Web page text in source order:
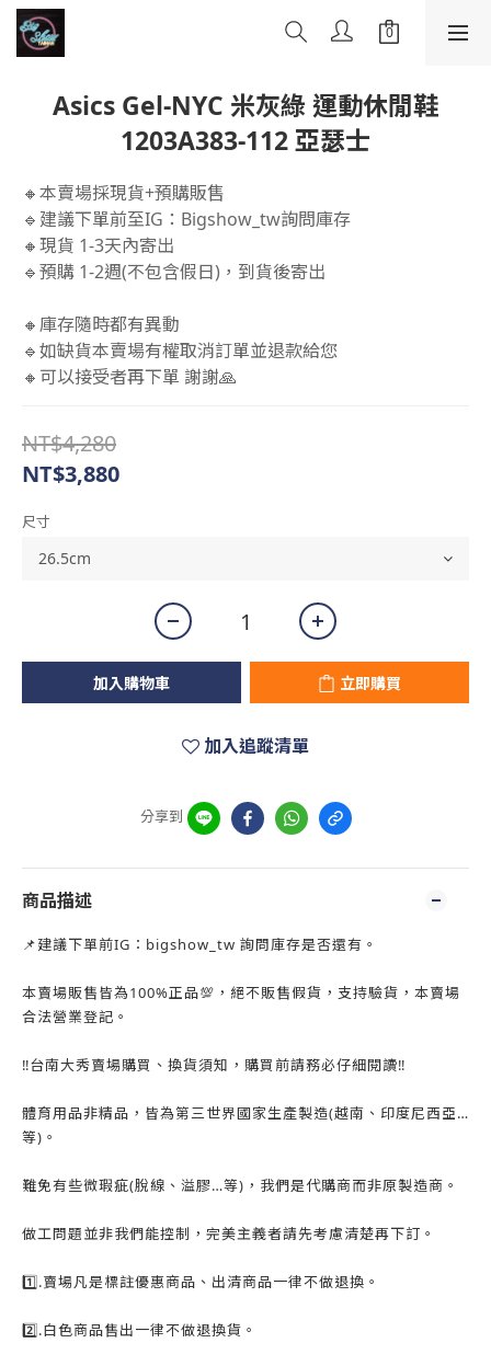
Asics Gel-NYC 米灰綠 運動休閒鞋
1203A383-112 亞瑟士
🔸本賣場採現貨+預購販售
🔹建議下單前至IG：Bigshow_tw詢問庫存
🔸現貨 1-3天內寄出
🔹預購 1-2週(不包含假日)，到貨後寄出
🔸庫存隨時都有異動
🔹如缺貨本賣場有權取消訂單並退款給您
🔸可以接受者再下單 謝謝🙏
NT$4,280
NT$3,880
尺寸
加入購物車 立即購買
加入追蹤清單
分享到
商品描述
📌建議下單前IG：bigshow_tw 詢問庫存是否還有。
本賣場販售皆為100%正品💯，絕不販售假貨，支持驗貨，本賣場
合法營業登記。
‼️台南大秀賣場購買、換貨須知，購買前請務必仔細閱讀‼️
體育用品非精品，皆為第三世界國家生產製造(越南、印度尼西亞…
等)。
難免有些微瑕疵(脫線、溢膠…等)，我們是代購商而非原製造商。
做工問題並非我們能控制，完美主義者請先考慮清楚再下訂。
1️⃣.賣場凡是標註優惠商品、出清商品一律不做退換。
2️⃣.白色商品售出一律不做退換貨。